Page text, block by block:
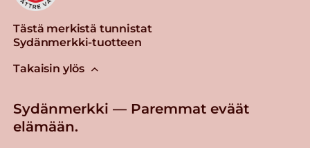
Tästä merkistä tunnistat
Sydänmerkki-tuotteen
Takaisin ylös
Sydänmerkki — Paremmat eväät
elämään.